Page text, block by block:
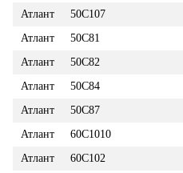
Атлант
50С107
Атлант
50С81
Атлант
50С82
Атлант
50С84
Атлант
50С87
Атлант
60С1010
Атлант
60С102